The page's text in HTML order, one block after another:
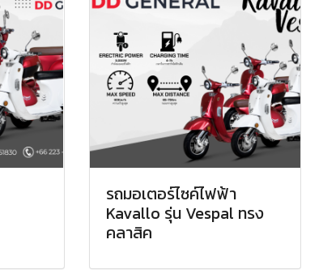
รถมอเตอร์ไซค์ไฟฟ้า
Kavallo รุ่น Vespal ทรง
คลาสิค